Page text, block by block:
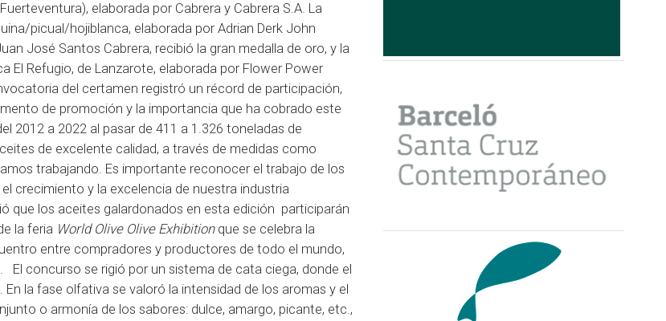
elaborada por Cabrera y Cabrera S.A. La
picual/hojiblanca, elaborada por Adrian Derk John
José Santos Cabrera, recibió la gran medalla de oro, y la
El Refugio, de Lanzarote, elaborada por Flower Power
del certamen registró un récord de participación,
de promoción y la importancia que ha cobrado este
2012 a 2022 al pasar de 411 a 1.326 toneladas de
de excelente calidad, a través de medidas como
trabajando. Es importante reconocer el trabajo de los
crecimiento y la excelencia de nuestra industria
que los aceites galardonados en esta edición participarán
la feria World Olive Olive Exhibitionque se celebra la
entre compradores y productores de todo el mundo,
concurso se rigió por un sistema de cata ciega, donde el
la fase olfativa se valoró la intensidad de los aromas y el
o armonía de los sabores: dulce, amargo, picante, etc.,